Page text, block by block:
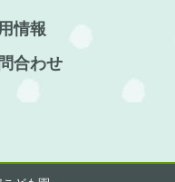
情報
合わせ